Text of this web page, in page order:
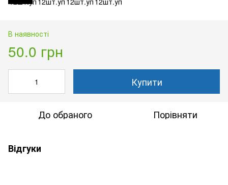
В наявності
50.0 грн
Купити
До обраного Порівняти
Відгуки